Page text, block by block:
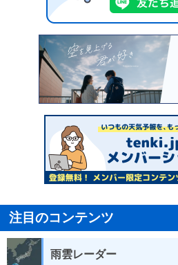
注目のコンテンツ
雨雲レーダー